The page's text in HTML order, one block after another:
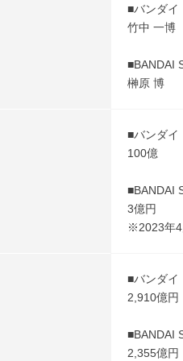
■バンダイ
竹中 一博
■BANDAI
榊原 博
■バンダイ
100億
■BANDAI
3億円
※2023年4
■バンダイ
2,910億円
■BANDAI
2,355億円